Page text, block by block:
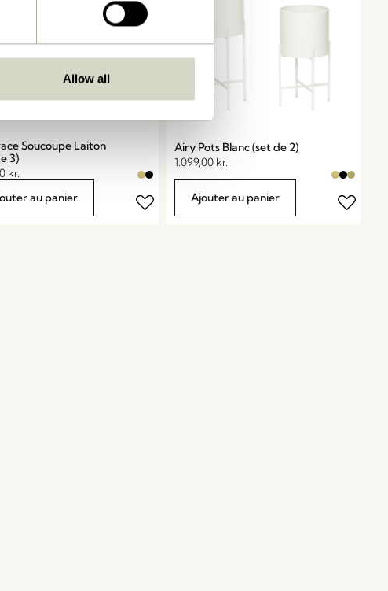
Allow all
Soucoupe Laiton
3)
kr.
au panier
Airy Pots Blanc (set de 2)
1.099,00 kr.
Ajouter au panier